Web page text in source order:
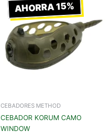
AHORRA 15%
CEBADORES METHOD
CEBADOR KORUM CAMO
WINDOW
de
precios:
desde
€2,75
hasta
€3,25